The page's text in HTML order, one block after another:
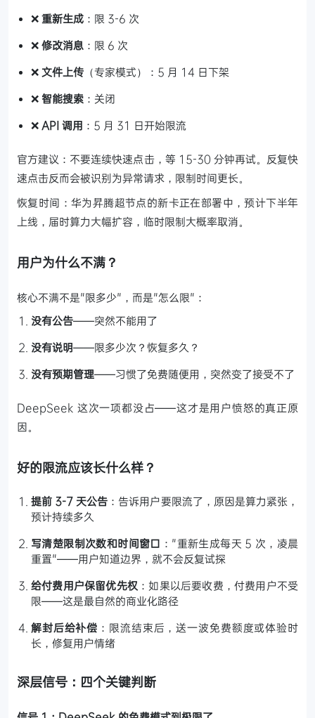
❌ 重新生成 ：限 3-6 次
❌ 修改消息 ：限 6 次
❌ 文件上传 （专家模式）：5 月 14 日下架
❌ 智能搜索 ：关闭
❌ API 调用 ：5 月 31 日开始限流
官方建议：不要连续快速点击，等 15-30 分钟再试。反复快
速点击反而会被识别为异常请求，限制时间更长。
恢复时间：华为昇腾超节点的新卡正在部署中，预计下半年
上线，届时算力大幅扩容，临时限制大概率取消。
用户为什么不满？
核心不满不是"限多少"，而是"怎么限"：
没有公告——突然不能用了
没有说明——限多少次？恢复多久？
没有预期管理——习惯了免费随便用，突然变了接受不了
DeepSeek 这次一项都没占——这才是用户愤怒的真正原
因。
好的限流应该长什么样？
提前 3-7 天公告 ：告诉用户要限流了，原因是算力紧张，
预计持续多久
写清楚限制次数和时间窗口 ："重新生成每天 5 次，凌晨
重置"——用户知道边界，就不会反复试探
给付费用户保留优先权 ：如果以后要收费，付费用户不受
限——这是最自然的商业化路径
解封后给补偿 ：限流结束后，送一波免费额度或体验时
长，修复用户情绪
深层信号：四个关键判断